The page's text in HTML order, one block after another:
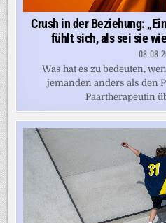
Crush in der Beziehung:
fühlt sich, als sei sie
08-08-
Was hat es zu bedeuten,
jemanden anders als den
Paartherapeutin